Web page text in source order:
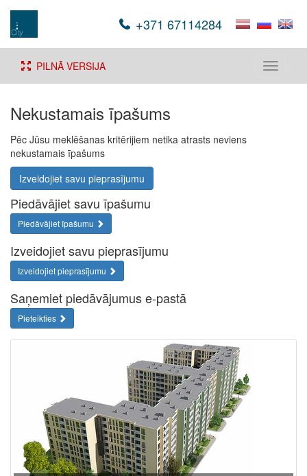
+371 67114284
Toggle
PILNĀ VERSIJA
Nekustamais īpašums
Pēc Jūsu meklēšanas kritērijiem netika atrasts neviens
nekustamais īpašums
Izveidojiet savu pieprasījumu
Piedāvājiet savu īpašumu
Piedāvājiet īpašumu
Izveidojiet savu pieprasījumu
Izveidojiet pieprasījumu
Saņemiet piedāvājumus e-pastā
Pieteikties